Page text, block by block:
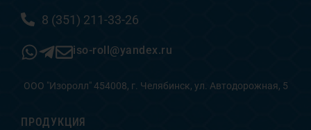
8 (351) 211-33-26
iso-roll@yandex.ru
ООО "Изоролл" 454008, г. Челябинск, ул. Автодорожная, 5
ПРОДУКЦИЯ